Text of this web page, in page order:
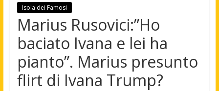
Motori,
gay
news
moda
maschile
Isola dei Famosi
Marius Rusovici:”Ho
baciato Ivana e lei ha
pianto”. Marius presunto
flirt di Ivana Trump?